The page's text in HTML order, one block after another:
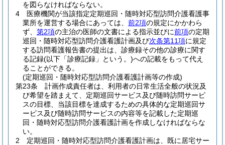
を図らなければならない。
4
医療機関が当該指定定期巡回・随時対応型訪問介護看護事
業所を運営する場合にあっては、 前2項の規定にかかわら
ず、 第2項の主治の医師の文書による指示並びに前項の定期
巡回・随時対応型訪問介護看護計画及び次条第11項に規定
する訪問看護報告書の提出は、診療録その他の診療に関す
る記録(以下「診療記録」という。)への記載をもって代え
ることができる。
(定期巡回・随時対応型訪問介護看護計画等の作成)
第23条
計画作成責任者は、利用者の日常生活全般の状況及
び希望を踏まえて、定期巡回サービス及び随時訪問サービ
スの目標、当該目標を達成するための具体的な定期巡回サ
ービス及び随時訪問サービスの内容等を記載した定期巡
回・随時対応型訪問介護看護計画を作成しなければならな
い。
2
定期巡回・随時対応型訪問介護看護計画は、既に居宅サー